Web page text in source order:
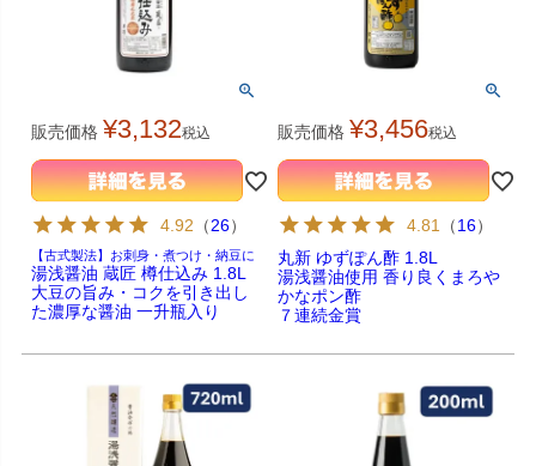
販売価格 ¥3,132税込
4.92 （26）
【古式製法】お刺身・煮つけ・納豆に
湯浅醤油 蔵匠 樽仕込み 1.8L
大豆の旨み・コクを引き出し
た濃厚な醤油 一升瓶入り
販売価格 ¥3,456税込
4.81 （16）
丸新 ゆずぽん酢 1.8L
湯浅醤油使用 香り良くまろや
かなポン酢
７連続金賞